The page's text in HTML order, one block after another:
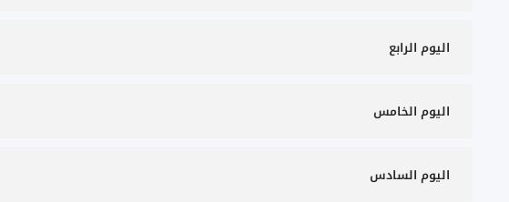
اليوم الرابع
اليوم الخامس
اليوم السادس